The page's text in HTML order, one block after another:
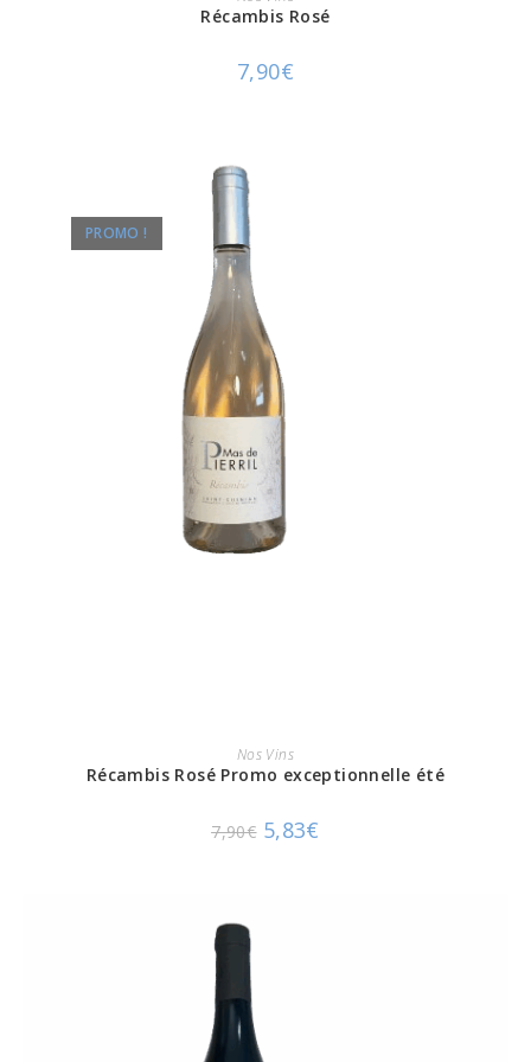
Récambis Rosé
7,90€
PROMO !
AJOUTER AU PANIER
Nos Vins
Récambis Rosé Promo exceptionnelle été
7,90€ 5,83€